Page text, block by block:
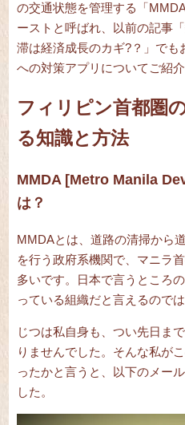
の交通状態を管理する「
ーストと呼ばれ、以前の記事「
滞は経済成長のカギ?？ 」で
への対策アプリについてご紹介
フィリピン首都圏
る知識と方法
MMDA [Metro Manila
は？
MMDAとは、道路の清掃から
を行う政府系機関で、マニラ
多いです。日本で言うところ
っている組織だと言えるので
じつは私自身も、つい先日ま
りませんでした。そんな私が
ったかと言うと、以下のメー
した。